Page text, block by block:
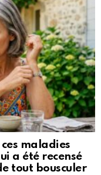
maladies
a été recensé
tout bousculer